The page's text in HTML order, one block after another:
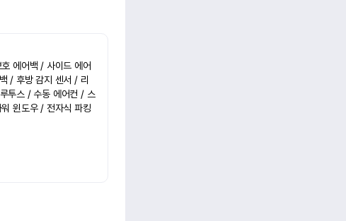
에어백 / 사이드 에어
/ 후방 감지 센서 / 리
투스 / 수동 에어컨 / 스
윈도우 / 전자식 파킹